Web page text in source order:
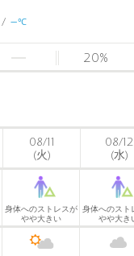
-℃
20%
08/11
(火)
08/12
(水)
身体へのストレスが
やや大きい
身体へのスト
やや大き